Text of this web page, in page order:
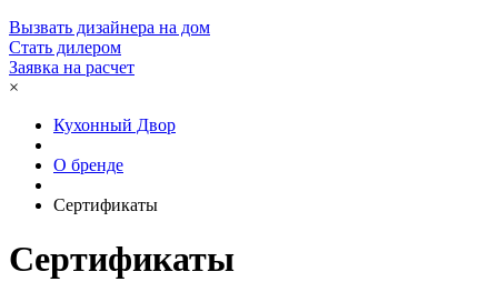
Вызвать дизайнера на дом
Стать дилером
Заявка на расчет
×
Кухонный Двор
О бренде
Сертификаты
Сертификаты